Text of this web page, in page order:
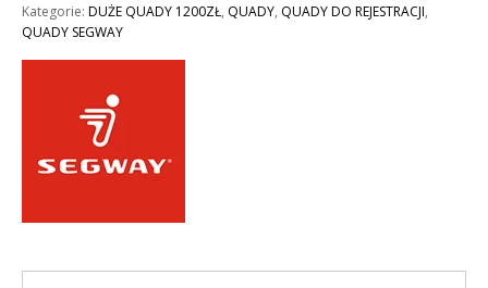
SNARLER
AT6
L
KOLOR
Kategorie: DUŻE QUADY 1200ZŁ, QUADY, QUADY DO REJESTRACJI,
QUADY SEGWAY